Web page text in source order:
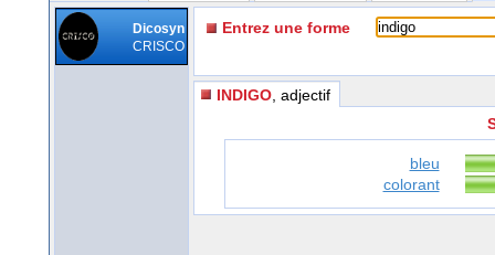
Dicosyn
CRISCO
Entrez une forme
INDIGO , adjectif
bleu
colorant